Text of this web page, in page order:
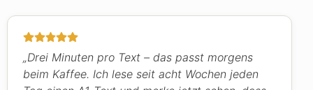
„Drei Minuten pro Text – das passt morgens
beim Kaffee. Ich lese seit acht Wochen jeden